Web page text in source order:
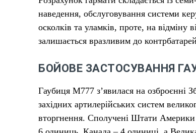
наведення, обслуговування системи
осколків та уламків, проте, на відміну
залишається вразливим до
БОЙОВЕ ЗАСТОСУВАННЯ
Гаубиця М777 з’явилася на озброєнні
західних артилерійських систем
вторгнення. Сполучені Штати Америки